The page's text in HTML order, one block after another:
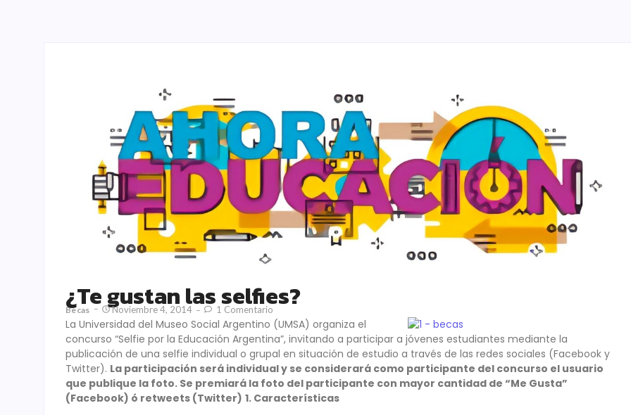
¿Te gustan las selfies?
Becas Noviembre 4, 2014 1 Comentario
La Universidad del Museo Social Argentino (UMSA) organiza el
concurso “Selfie por la Educación Argentina”, invitando a participar a jóvenes estudiantes mediante la
publicación de una selfie individual o grupal en situación de estudio a través de las redes sociales (Facebook y
Twitter). La participación será individual y se considerará como participante del concurso el usuario
que publique la foto. Se premiará la foto del participante con mayor cantidad de “Me Gusta”
(Facebook) ó retweets (Twitter) 1. Características